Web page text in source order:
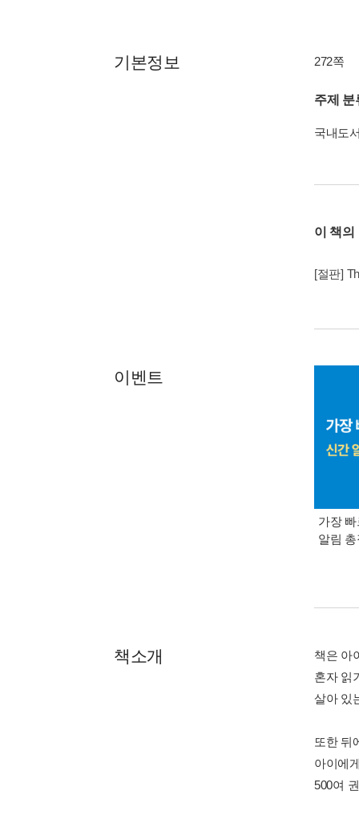
기본정보 272쪽
주제 분
국내도
이 책의
[절판]
이벤트
가장
알림
책소개
책은 아
혼자 읽
살아 있
또한 뒤
아이에
500여